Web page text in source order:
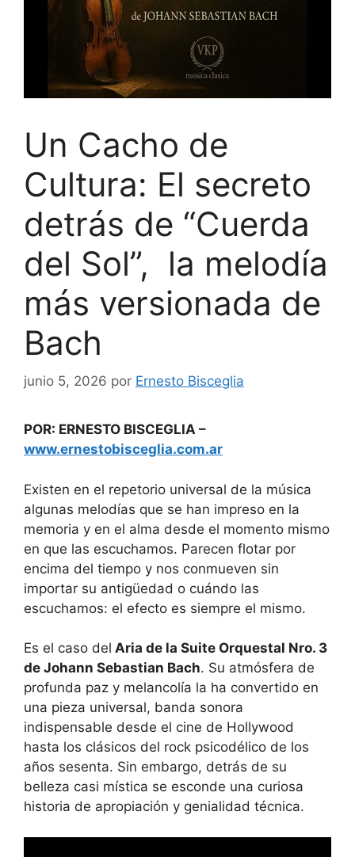
Un Cacho de
Cultura: El secreto
detrás de “Cuerda
del Sol”, la melodía
más versionada de
Bach
junio 5, 2026 por Ernesto Bisceglia
POR: ERNESTO BISCEGLIA –
www.ernestobisceglia.com.ar
Existen en el repetorio universal de la música
algunas melodías que se han impreso en la
memoria y en el alma desde el momento mismo
en que las escuchamos. Parecen flotar por
encima del tiempo y nos conmueven sin
importar su antigüedad o cuándo las
escuchamos: el efecto es siempre el mismo.
Es el caso del Aria de la Suite Orquestal Nro. 3
de Johann Sebastian Bach. Su atmósfera de
profunda paz y melancolía la ha convertido en
una pieza universal, banda sonora
indispensable desde el cine de Hollywood
hasta los clásicos del rock psicodélico de los
años sesenta. Sin embargo, detrás de su
belleza casi mística se esconde una curiosa
historia de apropiación y genialidad técnica.